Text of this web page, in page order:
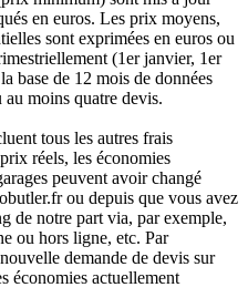
en euros. Les prix moyens,
sont exprimées en euros ou
(1er janvier, 1er
base de 12 mois de données
au moins quatre devis.
tous les autres frais
réels, les économies
peuvent avoir changé
ou depuis que vous avez
de notre part via, par exemple,
ou hors ligne, etc. Par
demande de devis sur
économies actuellement